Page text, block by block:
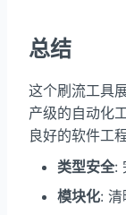
总结
这个刷流工具
产级的自动化
良好的软件工
类型安全:
模块化: